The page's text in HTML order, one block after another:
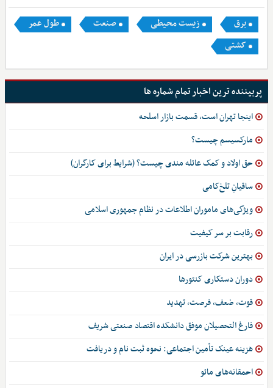
برق زیست محیطی صنعت
طول عمر
کشتی
پربیننده ترین اخبار تمام شماره ها
اینجا تهران است، قسمت بازار اسلحه
مارکسیسم چیست؟
حق اولاد و کمک عائله مندی چیست؟ (شرایط برای کارگران)
ساقیانِ تلخ‌کامی
ویژگی‌های ماموران اطلاعات در نظام جمهوری اسلامی
رقابت بر سر کیفیت
بهترین شرکت بازرسی در ایران
دوران دستکاری کنتورها
قوت، ضعف، فرصت، تهدید
فارغ التحصیلان موفق دانشکده اقتصاد صنعتی شریف
هزینه عینک تأمین اجتماعی: نحوه ثبت نام و دریافت
احمقانه‌های مائو